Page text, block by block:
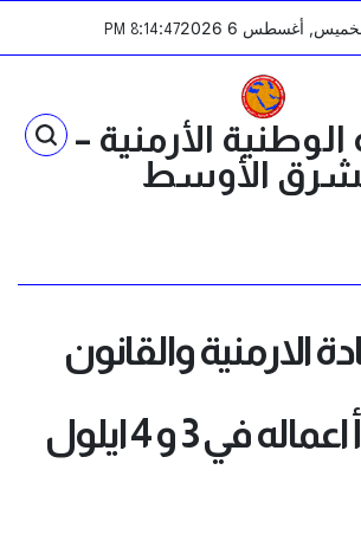
8:14:47
PM
الوطنية الأرمنية –
الأوسط
الارمنية والقانون
الدولي ‘ يبدأ اعماله في 3 و 4 ايلول